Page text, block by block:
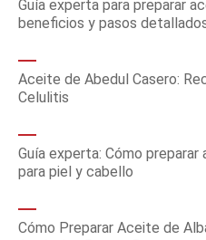
Guía experta para preparar
beneficios y pasos
Aceite de Abedul Casero:
Celulitis
Guía experta: Cómo
para piel y cabello
Cómo Preparar Aceite de